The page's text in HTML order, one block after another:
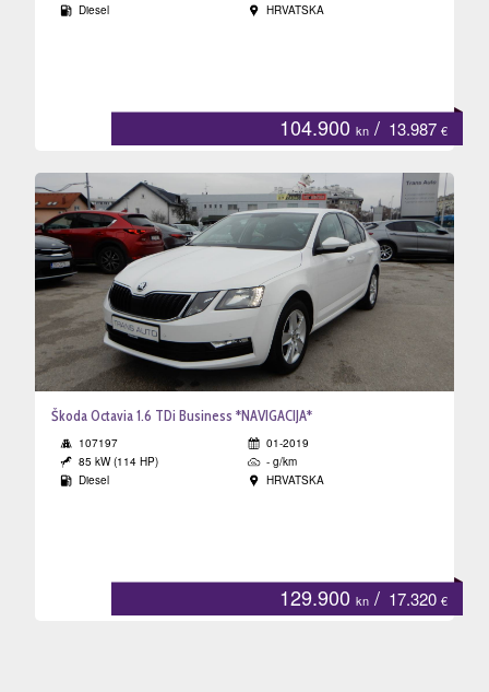
Diesel
HRVATSKA
104.900 kn / 13.987 €
Škoda Octavia 1.6 TDi Business *NAVIGACIJA*
107197
01-2019
85 kW (114 HP)
- g/km
Diesel
HRVATSKA
129.900 kn / 17.320 €